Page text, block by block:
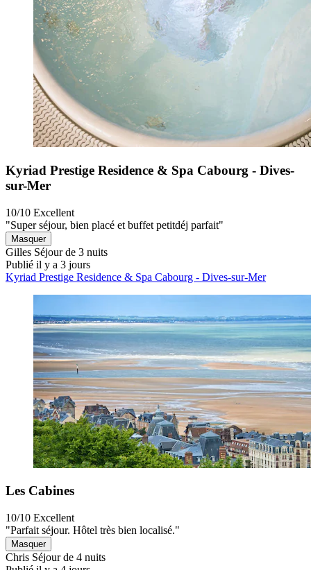
Kyriad Prestige Residence & Spa Cabourg - Dives-
sur-Mer
10/10 Excellent
"Super séjour, bien placé et buffet petitdéj parfait"
Masquer
Gilles Séjour de 3 nuits
Publié il y a 3 jours
Kyriad Prestige Residence & Spa Cabourg - Dives-sur-Mer
Les Cabines
10/10 Excellent
"Parfait séjour. Hôtel très bien localisé."
Masquer
Chris Séjour de 4 nuits